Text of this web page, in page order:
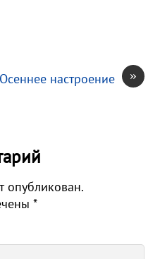
»
Осеннее настроение
опубликован.
*